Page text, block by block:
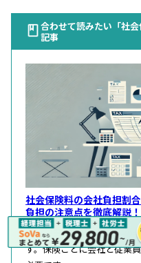
合わせて読みたい「社
記事
社会保険料の会社負担割
負担の注意点を徹底解説！
この記事では社会保険料の
す。保険ごとに会社と従業